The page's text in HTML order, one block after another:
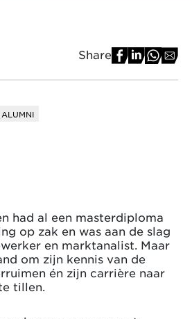
Share
had al een masterdiploma
op zak en was aan de slag
en marktanalist. Maar
om zijn kennis van de
én zijn carrière naar
tillen.